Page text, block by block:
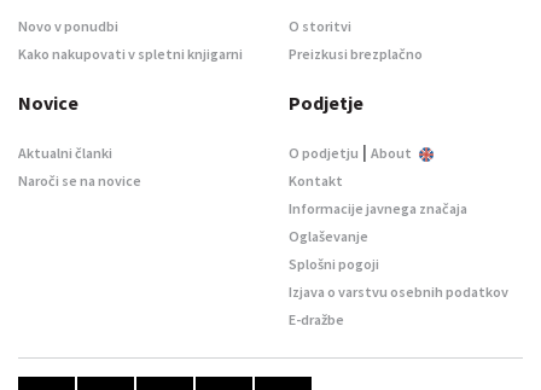
Novo v ponudbi
Kako nakupovati v spletni knjigarni
O storitvi
Preizkusi brezplačno
Novice
Aktualni članki
Naroči se na novice
Podjetje
O podjetju | About
Kontakt
Informacije javnega značaja
Oglaševanje
Splošni pogoji
Izjava o varstvu osebnih podatkov
E-dražbe